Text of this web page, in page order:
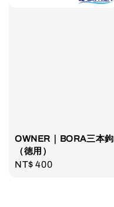
OWNER｜BORA三本鉤
（徳用）
Regular
NT$ 400